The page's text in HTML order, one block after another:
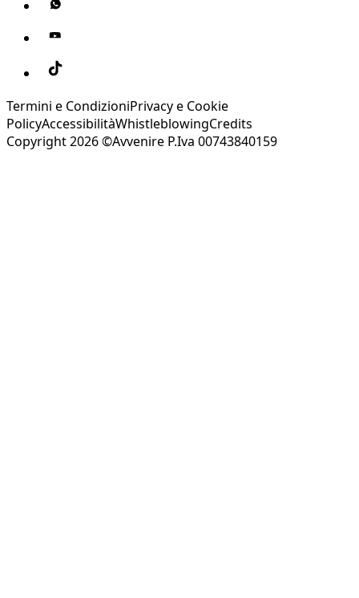
Termini e CondizioniPrivacy e Cookie
PolicyAccessibilitàWhistleblowingCredits
Copyright 2026 ©Avvenire P.Iva 00743840159